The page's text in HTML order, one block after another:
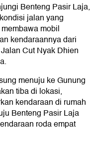
Benteng Pasir Laja,
jalan yang
mobil
kendaraannya dari
Cut Nyak Dhien
menuju ke Gunung
tiba di lokasi,
kendaraan di rumah
Benteng Pasir Laja
roda empat